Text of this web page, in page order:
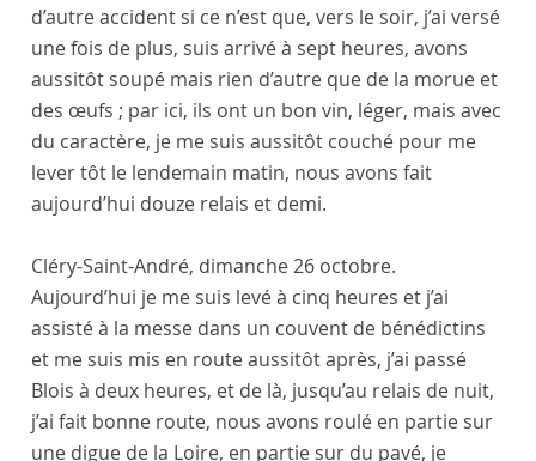
d’autre accident si ce n’est que, vers le soir, j’ai versé
une fois de plus, suis arrivé à sept heures, avons
aussitôt soupé mais rien d’autre que de la morue et
des œufs ; par ici, ils ont un bon vin, léger, mais avec
du caractère, je me suis aussitôt couché pour me
lever tôt le lendemain matin, nous avons fait
aujourd’hui douze relais et demi.
Cléry-Saint-André, dimanche 26 octobre.
Aujourd’hui je me suis levé à cinq heures et j’ai
assisté à la messe dans un couvent de bénédictins
et me suis mis en route aussitôt après, j’ai passé
Blois à deux heures, et de là, jusqu’au relais de nuit,
j’ai fait bonne route, nous avons roulé en partie sur
une digue de la Loire, en partie sur du pavé, je